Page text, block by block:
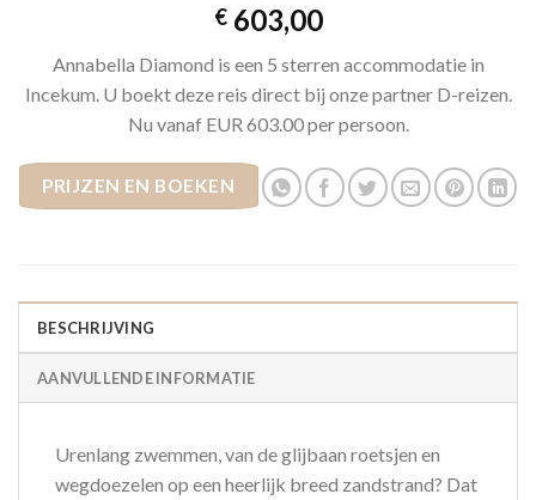
€603,00
Annabella Diamond is een 5 sterren accommodatie in
Incekum. U boekt deze reis direct bij onze partner D-reizen.
Nu vanaf EUR 603.00 per persoon.
PRIJZEN EN BOEKEN
BESCHRIJVING
AANVULLENDE INFORMATIE
Urenlang zwemmen, van de glijbaan roetsjen en
wegdoezelen op een heerlijk breed zandstrand? Dat